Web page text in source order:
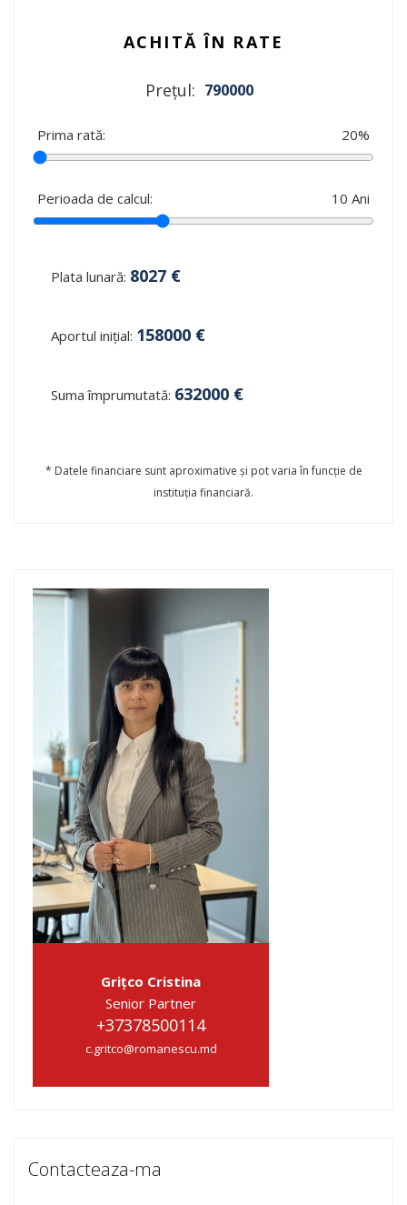
ACHITĂ ÎN RATE
Prețul: 790000
Prima rată: 20%
Perioada de calcul: 10 Ani
Plata lunară: 8027 €
Aportul inițial: 158000 €
Suma împrumutată: 632000 €
* Datele financiare sunt aproximative și pot varia în funcție de
instituția financiară.
Grițco Cristina
Senior Partner
+37378500114
c.gritco@romanescu.md
Contacteaza-ma